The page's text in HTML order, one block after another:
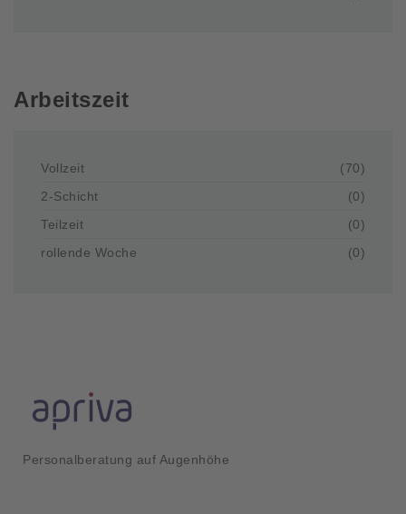
Arbeitszeit
Vollzeit
(70)
2-Schicht
(0)
Teilzeit
(0)
rollende Woche
(0)
Personalberatung auf Augenhöhe